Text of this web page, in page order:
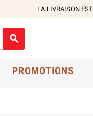
LA LIVRAISON

PROMOTIONS